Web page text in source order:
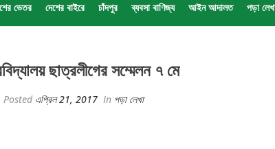
ভেতর দেশের বাইরে চাঁদপুর ব্যবসা বাণিজ্য আইন আদালত পড়া
ছাত্রলীগের সম্মেলন ৭ মে
Posted এপ্রিল 21, 2017 In পড়া লেখা